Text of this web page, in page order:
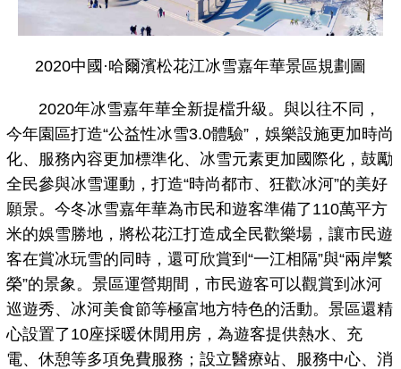
2020中國·哈爾濱松花江冰雪嘉年華景區規劃圖
2020年冰雪嘉年華全新提檔升級。與以往不同，
今年園區打造“公益性冰雪3.0體驗”，娛樂設施更加時尚
化、服務內容更加標準化、冰雪元素更加國際化，鼓勵
全民參與冰雪運動，打造“時尚都市、狂歡冰河”的美好
願景。今冬冰雪嘉年華為市民和遊客準備了110萬平方
米的娛雪勝地，將松花江打造成全民歡樂場，讓市民遊
客在賞冰玩雪的同時，還可欣賞到“一江相隔”與“兩岸繁
榮”的景象。景區運營期間，市民遊客可以觀賞到冰河
巡遊秀、冰河美食節等極富地方特色的活動。景區還精
心設置了10座採暖休閒用房，為遊客提供熱水、充
電、休憩等多項免費服務；設立醫療站、服務中心、消